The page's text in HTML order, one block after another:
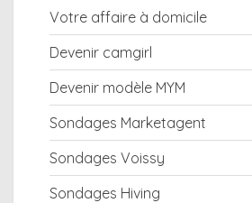
Votre affaire à domicile
Devenir camgirl
Devenir modèle MYM
Sondages Marketagent
Sondages Voissy
Sondages Hiving